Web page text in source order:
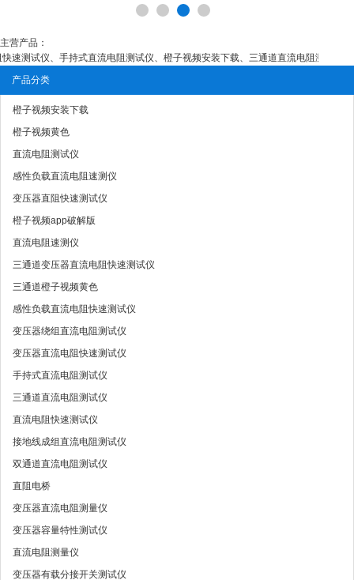
主营产品：
、手持式直流电阻测试仪、橙子视频安装下载、三通道直流电阻测试仪、
产品分类
橙子视频安装下载
橙子视频黄色
直流电阻测试仪
感性负载直流电阻速测仪
变压器直阻快速测试仪
橙子视频app破解版
直流电阻速测仪
三通道变压器直流电阻快速测试仪
三通道橙子视频黄色
感性负载直流电阻快速测试仪
变压器绕组直流电阻测试仪
变压器直流电阻快速测试仪
手持式直流电阻测试仪
三通道直流电阻测试仪
直流电阻快速测试仪
接地线成组直流电阻测试仪
双通道直流电阻测试仪
直阻电桥
变压器直流电阻测量仪
变压器容量特性测试仪
直流电阻测量仪
变压器有载分接开关测试仪